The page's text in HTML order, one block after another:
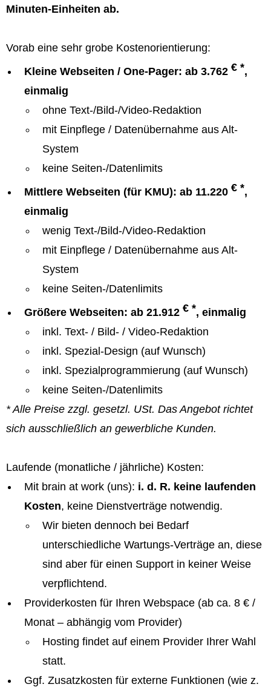
Minuten-Einheiten ab.
Vorab eine sehr grobe Kostenorientierung:
Kleine Webseiten / One-Pager: ab 3.762 € *,
einmalig
ohne Text-/Bild-/Video-Redaktion
mit Einpflege / Datenübernahme aus Alt-
System
keine Seiten-/Datenlimits
Mittlere Webseiten (für KMU): ab 11.220 € *,
einmalig
wenig Text-/Bild-/Video-Redaktion
mit Einpflege / Datenübernahme aus Alt-
System
keine Seiten-/Datenlimits
Größere Webseiten: ab 21.912 € *, einmalig
inkl. Text- / Bild- / Video-Redaktion
inkl. Spezial-Design (auf Wunsch)
inkl. Spezialprogrammierung (auf Wunsch)
keine Seiten-/Datenlimits
* Alle Preise zzgl. gesetzl. USt. Das Angebot richtet
sich ausschließlich an gewerbliche Kunden.
Laufende (monatliche / jährliche) Kosten:
Mit brain at work (uns): i. d. R. keine laufenden
Kosten, keine Dienstverträge notwendig.
Wir bieten dennoch bei Bedarf
unterschiedliche Wartungs-Verträge an, diese
sind aber für einen Support in keiner Weise
verpflichtend.
Providerkosten für Ihren Webspace (ab ca. 8 € /
Monat – abhängig vom Provider)
Hosting findet auf einem Provider Ihrer Wahl
statt.
Ggf. Zusatzkosten für externe Funktionen (wie z.